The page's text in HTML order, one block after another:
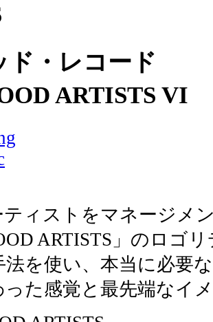
ド・レコード
ARTISTS VI
ティストをマネージメ
ARTISTS」のロゴ
法を使い、本当に必要
た感覚と最先端なイ